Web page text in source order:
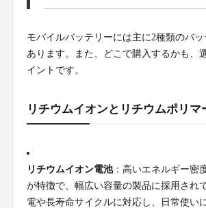
モバイルバッテリーには主に2種類のバ
あります。また、どこで購入するかも、
イントです。
リチウムイオンとリチウムポリマ
リチウムイオン電池：高いエネルギー密
が特徴で、幅広い容量の製品に採用され
電や長寿命サイクルに対応し、日常使い